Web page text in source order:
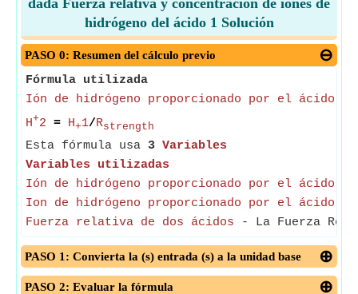
dada Fuerza relativa y concentración de iones de
hidrógeno del ácido 1 Solución
PASO 0: Resumen del cálculo previo
Fórmula utilizada
Ión de hidrógeno proporcionado por el ácido 2
H+2 = H+1/Rstrength
Esta fórmula usa 3 Variables
Variables utilizadas
Ión de hidrógeno proporcionado por el ácido 2
Ion de hidrógeno proporcionado por el ácido 1
Fuerza relativa de dos ácidos - La Fuerza
PASO 1: Convierta la (s) entrada (s) a la unidad base
PASO 2: Evaluar la fórmula